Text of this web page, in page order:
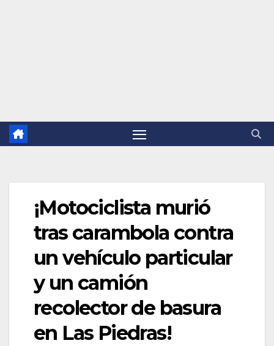
¡Motociclista murió
tras carambola contra
un vehículo particular
y un camión
recolector de basura
en Las Piedras!